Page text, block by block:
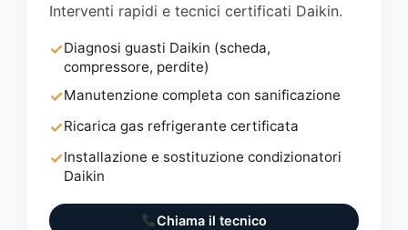
Interventi rapidi e tecnici certificati Daikin.
✓Diagnosi guasti Daikin (scheda,
compressore, perdite)
✓Manutenzione completa con sanificazione
✓Ricarica gas refrigerante certificata
✓Installazione e sostituzione condizionatori
Daikin
Chiama il tecnico